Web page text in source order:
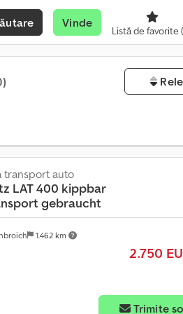
Vinde
Listă de favorite
1.462 km
transport auto
LAT 400 kippbar
gebraucht
2.750
Trimite